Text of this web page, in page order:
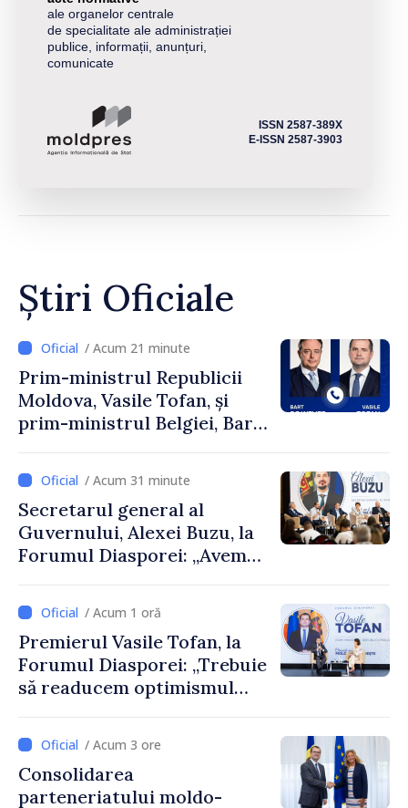
ale organelor centrale
de specialitate ale administrației
publice, informații, anunțuri,
comunicate
ISSN 2587-389X
E-ISSN 2587-3903
Știri Oficiale
/ Acum 21 minute
Prim-ministrul Republicii
Moldova, Vasile Tofan, și
prim-ministrul Belgiei, Bart
despre parcursul european
al Republicii Moldova.
/ Acum 31 minute
Secretarul general al
Guvernului, Alexei Buzu, la
Forumul Diasporei: „Avem
dumneavoastră pentru a
construi comunități mai
puternice”
/ Acum 1 oră
Premierul Vasile Tofan, la
Forumul Diasporei: „Trebuie
să readucem optimismul
Republica Moldova merge în
direcția corectă”
/ Acum 3 ore
Consolidarea
parteneriatului moldo-